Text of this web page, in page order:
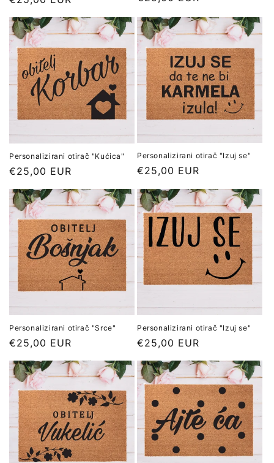
Personalizirani otirač "Kućica"
Redovna
cijena
€25,00 EUR
Personalizirani otirač "Izuj se"
Redovna
€25,00 EUR
Personalizirani otirač "Srce"
Redovna
€25,00 EUR
Personalizirani otirač "Izuj se"
Redovna
€25,00 EUR